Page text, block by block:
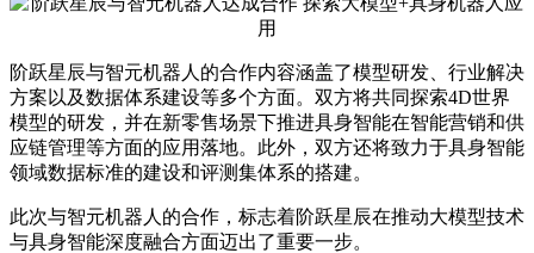
阶跃星辰与智元机器人的合作内容涵盖了模型研发、行业解决
方案以及数据体系建设等多个方面。双方将共同探索4D世界
模型的研发，并在新零售场景下推进具身智能在智能营销和供
应链管理等方面的应用落地。此外，双方还将致力于具身智能
领域数据标准的建设和评测集体系的搭建。
此次与智元机器人的合作，标志着阶跃星辰在推动大模型技术
与具身智能深度融合方面迈出了重要一步。